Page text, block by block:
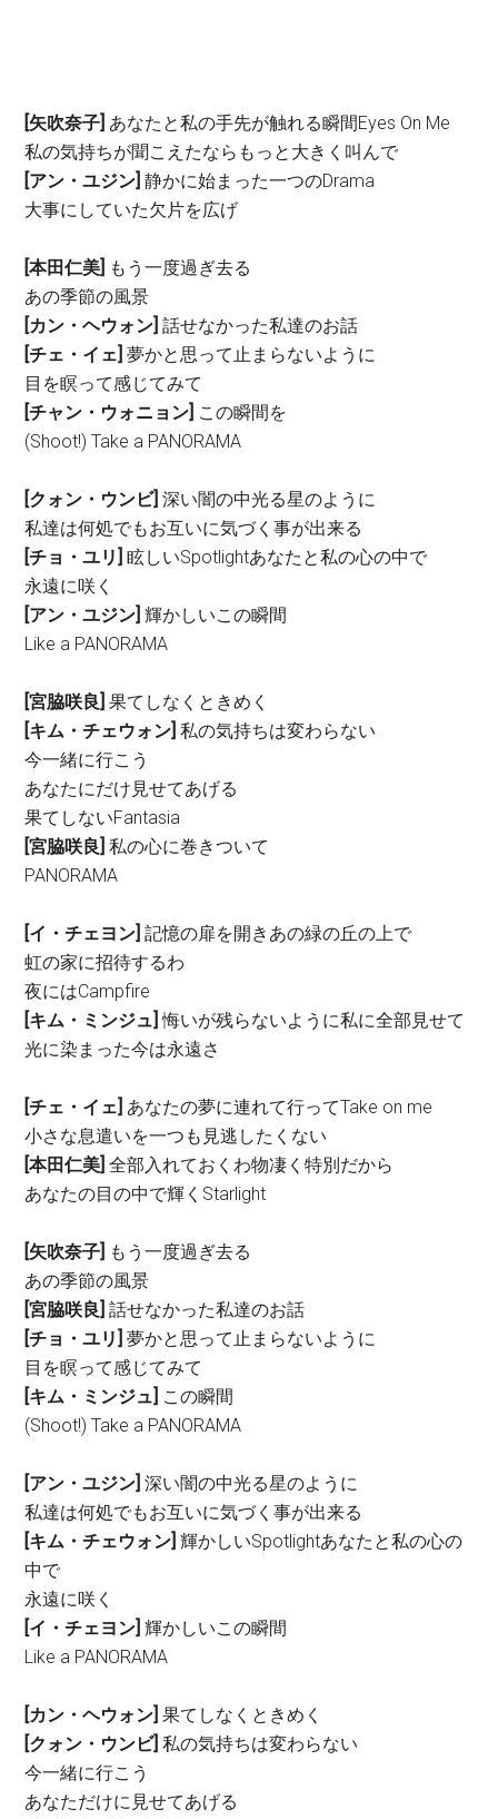
[矢吹奈子] あなたと私の手先が触れる瞬間Eyes On Me
私の気持ちが聞こえたならもっと大きく叫んで
[アン・ユジン]静かに始まった一つのDrama
大事にしていた欠片を広げ
[本田仁美] もう一度過ぎ去る
あの季節の風景
[カン・ヘウォン] 話せなかった私達のお話
[チェ・イェ] 夢かと思って止まらないように
目を瞑って感じてみて
[チャン・ウォニョン] この瞬間を
(Shoot!) Take a PANORAMA
[クォン・ウンビ] 深い闇の中光る星のように
私達は何処でもお互いに気づく事が出来る
[チョ・ユリ] 眩しいSpotlightあなたと私の心の中で
永遠に咲く
[アン・ユジン] 輝かしいこの瞬間
Like a PANORAMA
[宮脇咲良] 果てしなくときめく
[キム・チェウォン] 私の気持ちは変わらない
今一緒に行こう
あなたにだけ見せてあげる
果てしないFantasia
[宮脇咲良] 私の心に巻きついて
PANORAMA
[イ・チェヨン] 記憶の扉を開きあの緑の丘の上で
虹の家に招待するわ
夜にはCampfire
[キム・ミンジュ] 悔いが残らないように私に全部見せて
光に染まった今は永遠さ
[チェ・イェ] あなたの夢に連れて行ってTake on me
小さな息遣いを一つも見逃したくない
[本田仁美] 全部入れておくわ物凄く特別だから
あなたの目の中で輝くStarlight
[矢吹奈子] もう一度過ぎ去る
あの季節の風景
[宮脇咲良] 話せなかった私達のお話
[チョ・ユリ]夢かと思って止まらないように
目を瞑って感じてみて
[キム・ミンジュ] この瞬間
(Shoot!) Take a PANORAMA
[アン・ユジン] 深い闇の中光る星のように
私達は何処でもお互いに気づく事が出来る
[キム・チェウォン]輝かしいSpotlightあなたと私の心の
中で
永遠に咲く
[イ・チェヨン]輝かしいこの瞬間
Like a PANORAMA
[カン・ヘウォン]果てしなくときめく
[クォン・ウンビ] 私の気持ちは変わらない
今一緒に行こう
あなただけに見せてあげる